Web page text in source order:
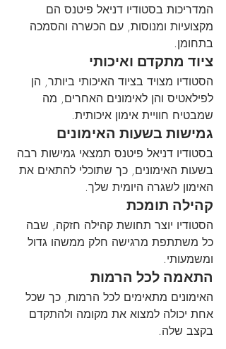
המדריכות בסטודיו דניאל פיטנס הם
מקצועיות ומנוסות, עם הכשרה והסמכה
בתחומן.
ציוד מתקדם ואיכותי
הסטודיו מצויד בציוד האיכותי ביותר, הן
לפילאטיס והן לאימונים האחרים, מה
שמבטיח חוויית אימון איכותית.
גמישות בשעות האימונים
בסטודיו דניאל פיטנס תמצאי גמישות רבה
בשעות האימונים, כך שתוכלי להתאים את
האימון לשגרה היומית שלך.
קהילה תומכת
הסטודיו יוצר תחושת קהילה חזקה, שבה
כל משתתפת מרגישה חלק ממשהו גדול
ומשמעותי.
התאמה לכל הרמות
האימונים מתאימים לכל הרמות, כך שכל
אחת יכולה למצוא את מקומה ולהתקדם
בקצב שלה.